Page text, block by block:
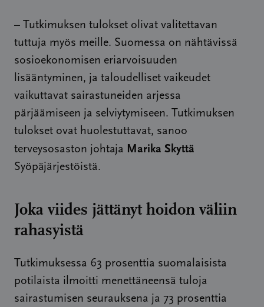
– Tutkimuksen tulokset olivat valitettavan
tuttuja myös meille. Suomessa on nähtävissä
sosioekonomisen eriarvoisuuden
lisääntyminen, ja taloudelliset vaikeudet
vaikuttavat sairastuneiden arjessa
pärjäämiseen ja selviytymiseen. Tutkimuksen
tulokset ovat huolestuttavat, sanoo
terveysosaston johtaja Marika Skyttä
Syöpäjärjestöistä.
Joka viides jättänyt hoidon väliin
rahasyistä
Tutkimuksessa 63 prosenttia suomalaisista
potilaista ilmoitti menettäneensä tuloja
sairastumisen seurauksena ja 73 prosenttia